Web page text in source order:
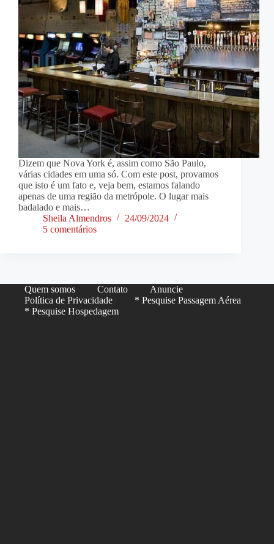
Dizem que Nova York é, assim como São Paulo,
várias cidades em uma só. Com este post, provamos
que isto é um fato e, veja bem, estamos falando
apenas de uma região da metrópole. O lugar mais
badalado e mais…
Sheila Almendros
24/09/2024
5 comentários
Quem somos Contato
Anuncie
Política de Privacidade
* Pesquise Passagem Aérea
* Pesquise Hospedagem